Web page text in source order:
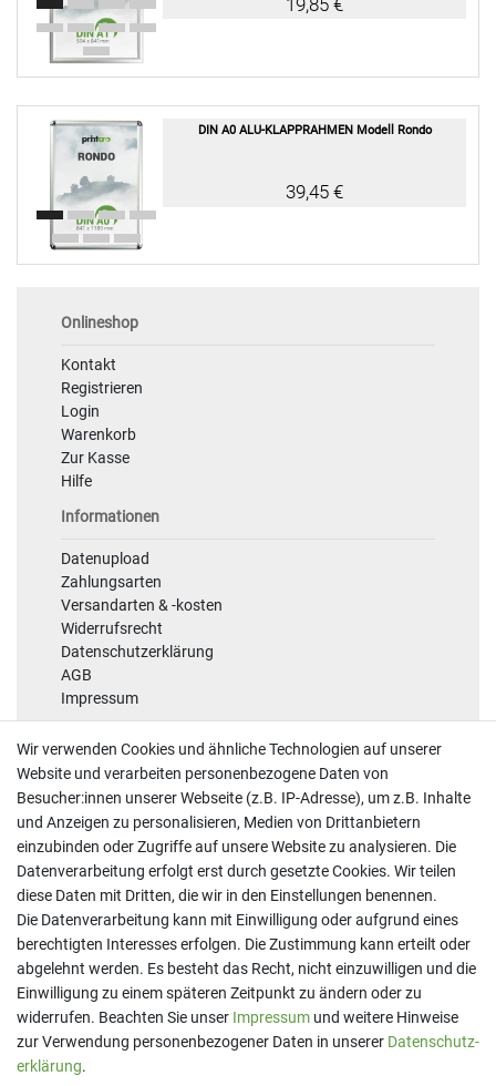
19,85 €
DIN A0 ALU-KLAPPRAHMEN Modell Rondo
39,45 €
Onlineshop
Kontakt
Registrieren
Login
Warenkorb
Zur Kasse
Hilfe
Informationen
Datenupload
Zahlungsarten
Versandarten & -kosten
Widerrufsrecht
Datenschutzerklärung
AGB
Impressum
Kontakt
Telefon:07191 - 9 33 21 80
E-Mail:info@printaro.de
Bürozeiten
Mo - Fr 09:00 Uhr - 13:00 Uhr
Wir verwenden Cookies und ähnliche Technologien auf unserer
Website und verarbeiten personenbezogene Daten von
Besucher:innen unserer Webseite (z.B. IP-Adresse), um z.B. Inhalte
und Anzeigen zu personalisieren, Medien von Drittanbietern
einzubinden oder Zugriffe auf unsere Website zu analysieren. Die
Datenverarbeitung erfolgt erst durch gesetzte Cookies. Wir teilen
diese Daten mit Dritten, die wir in den Einstellungen benennen.
Die Datenverarbeitung kann mit Einwilligung oder aufgrund eines
berechtigten Interesses erfolgen. Die Zustimmung kann erteilt oder
abgelehnt werden. Es besteht das Recht, nicht einzuwilligen und die
Einwilligung zu einem späteren Zeitpunkt zu ändern oder zu
widerrufen. Beachten Sie unser Impressum und weitere Hinweise
zur Verwendung personenbezogener Daten in unserer Daten­schutz­
erklärung.